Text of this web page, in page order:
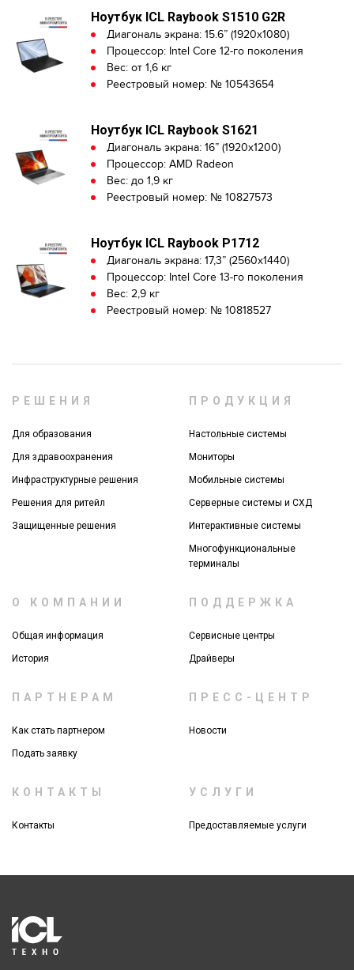
Ноутбук ICL Raybook S1510 G2R
Диагональ экрана: 15.6” (1920x1080)
Процессор: Intel Core 12-го поколения
Вес: от 1,6 кг
Реестровый номер: № 10543654
Ноутбук ICL Raybook S1621
Диагональ экрана: 16” (1920x1200)
Процессор: AMD Radeon
Вес: до 1,9 кг
Реестровый номер: № 10827573
Ноутбук ICL Raybook P1712
Диагональ экрана: 17,3” (2560x1440)
Процессор: Intel Core 13-го поколения
Вес: 2,9 кг
Реестровый номер: № 10818527
РЕШЕНИЯ
Для образования
Для здравоохранения
Инфраструктурные решения
Решения для ритейл
Защищенные решения
ПРОДУКЦИЯ
Настольные системы
Мониторы
Мобильные системы
Серверные системы и СХД
Интерактивные системы
Многофункциональные
терминалы
О КОМПАНИИ
Общая информация
История
ПОДДЕРЖКА
Сервисные центры
Драйверы
ПАРТНЕРАМ
Как стать партнером
Подать заявку
ПРЕСС-ЦЕНТР
Новости
КОНТАКТЫ
Контакты
УСЛУГИ
Предоставляемые услуги